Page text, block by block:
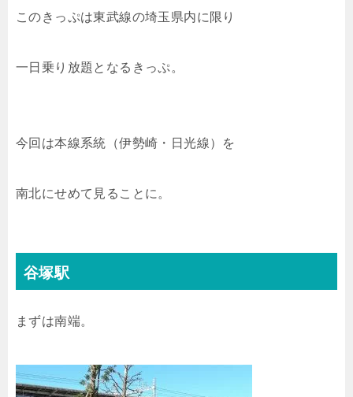
このきっぷは東武線の埼玉県内に限り
一日乗り放題となるきっぷ。
今回は本線系統（伊勢崎・日光線）を
南北にせめて見ることに。
谷塚駅
まずは南端。